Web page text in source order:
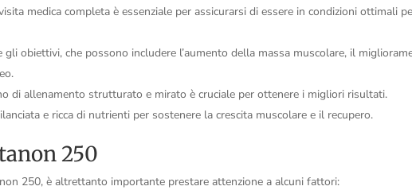
medica completa è essenziale per assicurarsi di essere in condizioni ottimali
gli obiettivi, che possono includere l’aumento della massa muscolare, il
di allenamento strutturato e mirato è cruciale per ottenere i migliori risultati.
e ricca di nutrienti per sostenere la crescita muscolare e il recupero.
250
250, è altrettanto importante prestare attenzione a alcuni fattori: